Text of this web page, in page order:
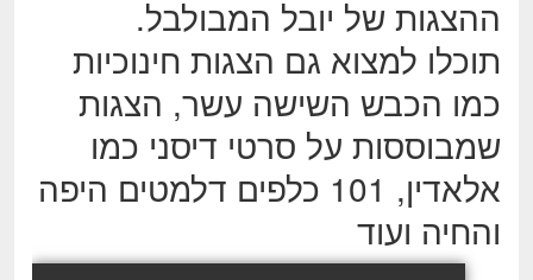
ההצגות של יובל המבולבל.
תוכלו למצוא גם הצגות חינוכיות
כמו הכבש השישה עשר, הצגות
שמבוססות על סרטי דיסני כמו
אלאדין, 101 כלפים דלמטים היפה
והחיה ועוד